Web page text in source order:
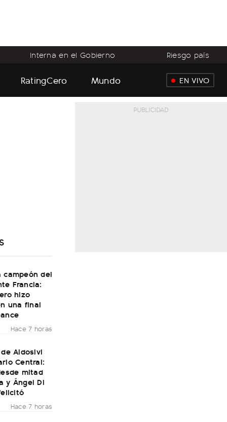
Interna en el Gobierno Riesgo país
RatingCero Mundo EN VIVO
campeón del
Francia:
hizo
una final
Hace 7 horas
Aldosivi
Central:
mitad
y Ángel Di
Hace 7 horas